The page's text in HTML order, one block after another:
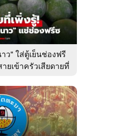
ว" ใส่ตู้เย็นช่องฟรี
ยเข้าครัวเสียดายที่